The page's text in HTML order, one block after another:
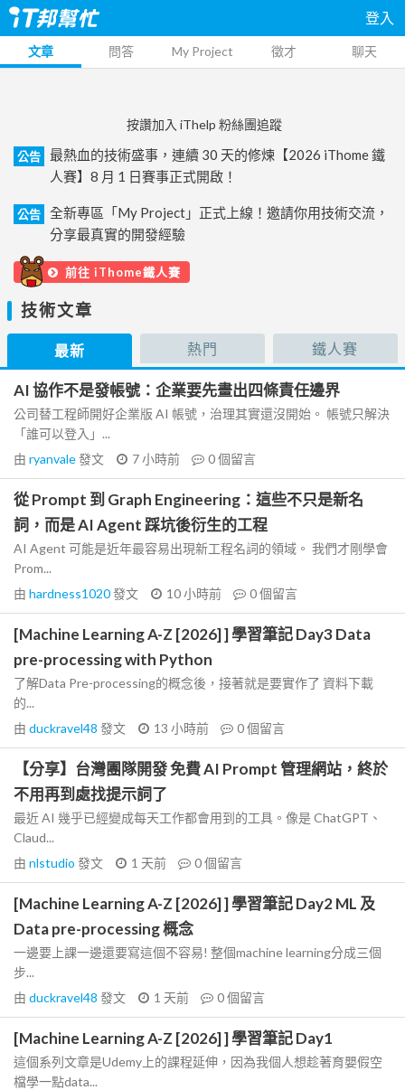
登入
文章 問答 My Project 徵才 聊天
按讚加入 iThelp 粉絲團追蹤
公告
最熱血的技術盛事，連續 30 天的修煉【2026 iThome 鐵
人賽】8 月 1 日賽事正式開啟！
公告
全新專區「My Project」正式上線！邀請你用技術交流，
分享最真實的開發經驗
前往 iThome鐵人賽
技術文章
最新 熱門 鐵人賽
AI 協作不是發帳號：企業要先畫出四條責任邊界
公司替工程師開好企業版 AI 帳號，治理其實還沒開始。 帳號只解決
「誰可以登入」...
由 ryanvale發文 7 小時前 0個留言
從 Prompt 到 Graph Engineering：這些不只是新名
詞，而是 AI Agent 踩坑後衍生的工程
AI Agent 可能是近年最容易出現新工程名詞的領域。 我們才剛學會
Prom...
由 hardness1020發文 10 小時前 0個留言
[Machine Learning A-Z [2026] ] 學習筆記 Day3 Data
pre-processing with Python
了解Data Pre-processing的概念後，接著就是要實作了 資料下載
的...
由 duckravel48 發文 13 小時前 0個留言
【分享】台灣團隊開發 免費 AI Prompt 管理網站，終於
不用再到處找提示詞了
最近 AI 幾乎已經變成每天工作都會用到的工具。像是 ChatGPT、
Claud...
由 nlstudio 發文 1 天前 0個留言
[Machine Learning A-Z [2026] ] 學習筆記 Day2 ML 及
Data pre-processing 概念
一邊要上課一邊還要寫這個不容易! 整個machine learning分成三個
步...
由 duckravel48 發文 1 天前 0個留言
[Machine Learning A-Z [2026] ] 學習筆記 Day1
這個系列文章是Udemy上的課程延伸，因為我個人想趁著育嬰假空
檔學一點data...